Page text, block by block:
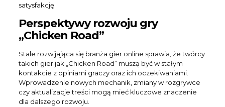
satysfakcję.
Perspektywy rozwoju gry
„Chicken Road”
Stale rozwijająca się branża gier online sprawia, że twórcy
takich gier jak „Chicken Road” muszą być w stałym
kontakcie z opiniami graczy oraz ich oczekiwaniami.
Wprowadzenie nowych mechanik, zmiany w rozgrywce
czy aktualizacje treści mogą mieć kluczowe znaczenie
dla dalszego rozwoju.